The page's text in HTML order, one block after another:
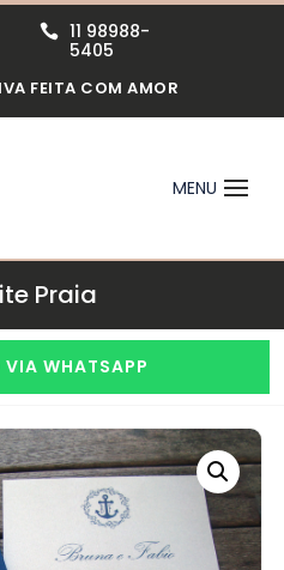

11 98988-
5405
FEITA COM AMOR
Praia
WHATSAPP